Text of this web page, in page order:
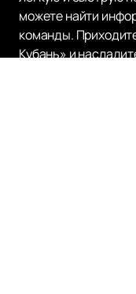
можете найти
команды.
Кубань» и